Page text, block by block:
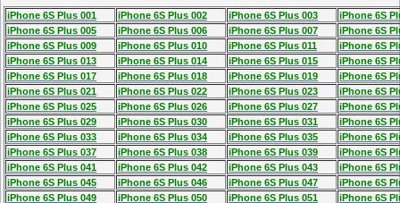
iPhone 6S Plus 001 iPhone 6S Plus 002 iPhone 6S Plus 003
iPhone 6S
iPhone 6S Plus 005
iPhone 6S Plus 006 iPhone 6S Plus 007
iPhone 6S
iPhone 6S Plus 009
iPhone 6S Plus 010 iPhone 6S Plus 011
iPhone 6S
iPhone 6S Plus 013
iPhone 6S Plus 014 iPhone 6S Plus 015
iPhone 6S
iPhone 6S Plus 017
iPhone 6S Plus 018 iPhone 6S Plus 019
iPhone 6S
iPhone 6S Plus 021
iPhone 6S Plus 022 iPhone 6S Plus 023
iPhone 6S
iPhone 6S Plus 025
iPhone 6S Plus 026 iPhone 6S Plus 027
iPhone 6S
iPhone 6S Plus 029
iPhone 6S Plus 030 iPhone 6S Plus 031
iPhone 6S
iPhone 6S Plus 033
iPhone 6S Plus 034 iPhone 6S Plus 035
iPhone 6S
iPhone 6S Plus 037
iPhone 6S Plus 038 iPhone 6S Plus 039
iPhone 6S
iPhone 6S Plus 041
iPhone 6S Plus 042 iPhone 6S Plus 043
iPhone 6S
iPhone 6S Plus 045
iPhone 6S Plus 046 iPhone 6S Plus 047
iPhone 6S
iPhone 6S Plus 049
iPhone 6S Plus 050 iPhone 6S Plus 051
iPhone 6S